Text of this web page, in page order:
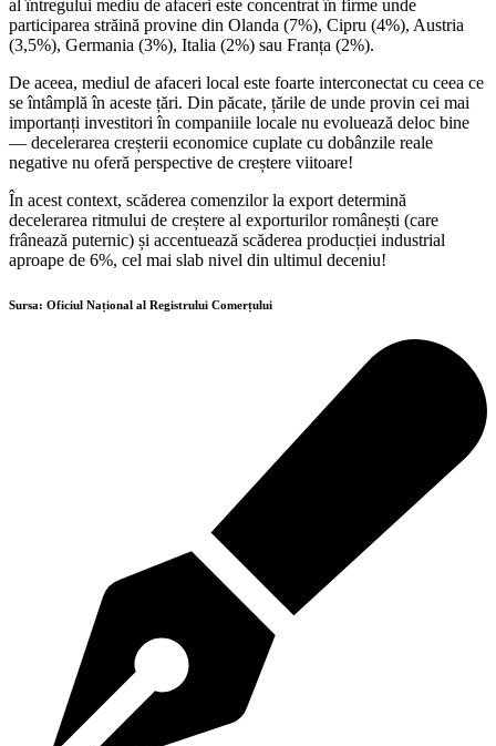
al întregului mediu de afaceri este concentrat în firme unde
participarea străină provine din Olanda (7%), Cipru (4%), Austria
(3,5%), Germania (3%), Italia (2%) sau Franța (2%).
De aceea, mediul de afaceri local este foarte interconectat cu ceea ce
se întâmplă în aceste țări. Din păcate, țările de unde provin cei mai
importanți investitori în companiile locale nu evoluează deloc bine
— decelerarea creșterii economice cuplate cu dobânzile reale
negative nu oferă perspective de creștere viitoare!
În acest context, scăderea comenzilor la export determină
decelerarea ritmului de creștere al exporturilor românești (care
frânează puternic) și accentuează scăderea producției industrial
aproape de 6%, cel mai slab nivel din ultimul deceniu!
Sursa: Oficiul Național al Registrului Comerțului